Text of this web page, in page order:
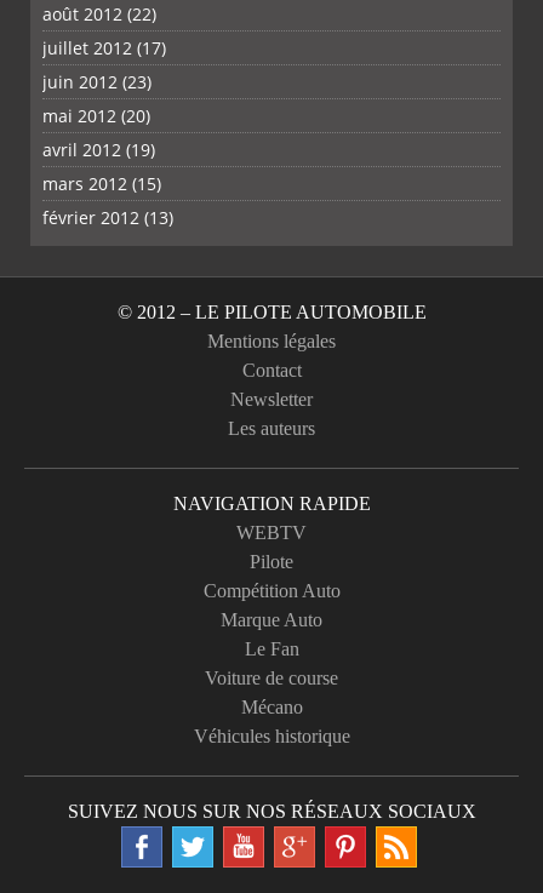
août 2012 (22)
juillet 2012 (17)
juin 2012 (23)
mai 2012 (20)
avril 2012 (19)
mars 2012 (15)
février 2012 (13)
© 2012 – LE PILOTE AUTOMOBILE
Mentions légales
Contact
Newsletter
Les auteurs
NAVIGATION RAPIDE
WEBTV
Pilote
Compétition Auto
Marque Auto
Le Fan
Voiture de course
Mécano
Véhicules historique
SUIVEZ NOUS SUR NOS RÉSEAUX SOCIAUX